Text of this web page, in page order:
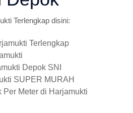
Terlengkap disini:
Terlengkap
Depok SNI
SUPER MURAH
Meter di Harjamukti